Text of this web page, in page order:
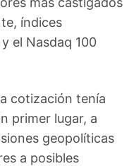
índices
el Nasdaq 100
cotización tenía
primer lugar, a
geopolíticas
a posibles